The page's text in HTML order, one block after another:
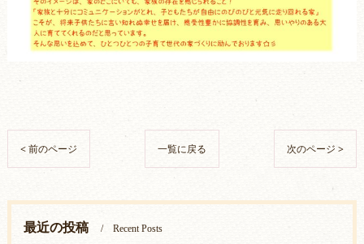
< 前のページ 一覧に戻る 次のページ >
最近の投稿 Recent Posts